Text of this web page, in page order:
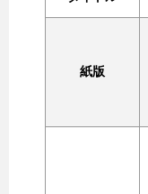
紙版